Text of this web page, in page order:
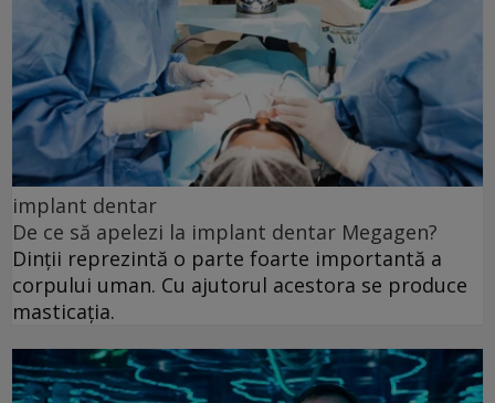
implant dentar
De ce să apelezi la implant dentar Megagen?
Dinții reprezintă o parte foarte importantă a
corpului uman. Cu ajutorul acestora se produce
masticația.